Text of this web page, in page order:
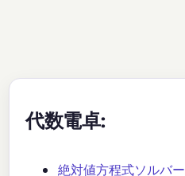
代数電卓:
絶対値方程式ソルバー